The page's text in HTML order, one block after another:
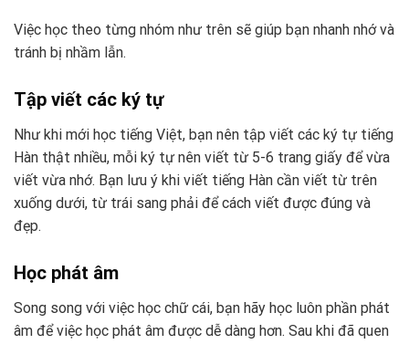
Việc học theo từng nhóm như trên sẽ giúp bạn nhanh nhớ và
tránh bị nhầm lẫn.
Tập viết các ký tự
Như khi mới học tiếng Việt, bạn nên tập viết các ký tự tiếng
Hàn thật nhiều, mỗi ký tự nên viết từ 5-6 trang giấy để vừa
viết vừa nhớ. Bạn lưu ý khi viết tiếng Hàn cần viết từ trên
xuống dưới, từ trái sang phải để cách viết được đúng và
đẹp.
Học phát âm
Song song với việc học chữ cái, bạn hãy học luôn phần phát
âm để việc học phát âm được dễ dàng hơn. Sau khi đã quen